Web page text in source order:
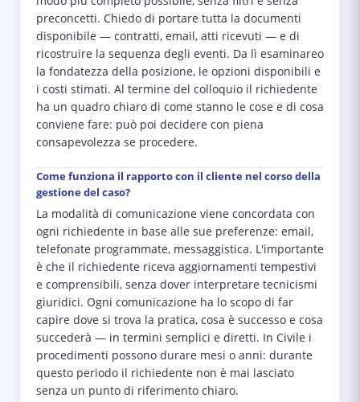
preconcetti. Chiedo di portare tutta la documenti
disponibile — contratti, email, atti ricevuti — e di
ricostruire la sequenza degli eventi. Da lì esaminareo
la fondatezza della posizione, le opzioni disponibili e
i costi stimati. Al termine del colloquio il richiedente
ha un quadro chiaro di come stanno le cose e di cosa
conviene fare: può poi decidere con piena
consapevolezza se procedere.
Come funziona il rapporto con il cliente nel corso della
gestione del caso?
La modalità di comunicazione viene concordata con
ogni richiedente in base alle sue preferenze: email,
telefonate programmate, messaggistica. L'importante
è che il richiedente riceva aggiornamenti tempestivi
e comprensibili, senza dover interpretare tecnicismi
giuridici. Ogni comunicazione ha lo scopo di far
capire dove si trova la pratica, cosa è successo e cosa
succederà — in termini semplici e diretti. In Civile i
procedimenti possono durare mesi o anni: durante
questo periodo il richiedente non è mai lasciato
senza un punto di riferimento chiaro.